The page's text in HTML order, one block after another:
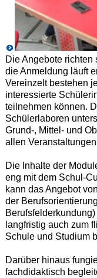
Die Angebote
die Anmeldung läuft
Vereinzelt bestehen
interessierte
teilnehmen können.
Schülerlaboren
Grund-, Mittel- und
allen
Die Inhalte der
eng mit dem Schul-
kann das Angebot
der
langfristig auch zum
Schule und Studium
Darüber hinaus
fachdidaktisch